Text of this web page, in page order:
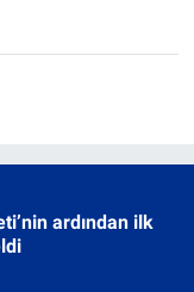
ardından ilk